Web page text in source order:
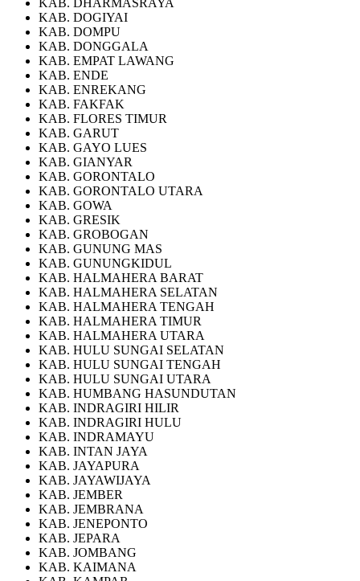
KAB. DOGIYAI
KAB. DOMPU
KAB. DONGGALA
KAB. EMPAT LAWANG
KAB. ENDE
KAB. ENREKANG
KAB. FAKFAK
KAB. FLORES TIMUR
KAB. GARUT
KAB. GAYO LUES
KAB. GIANYAR
KAB. GORONTALO
KAB. GORONTALO UTARA
KAB. GOWA
KAB. GRESIK
KAB. GROBOGAN
KAB. GUNUNG MAS
KAB. GUNUNGKIDUL
KAB. HALMAHERA BARAT
KAB. HALMAHERA SELATAN
KAB. HALMAHERA TENGAH
KAB. HALMAHERA TIMUR
KAB. HALMAHERA UTARA
KAB. HULU SUNGAI SELATAN
KAB. HULU SUNGAI TENGAH
KAB. HULU SUNGAI UTARA
KAB. HUMBANG HASUNDUTAN
KAB. INDRAGIRI HILIR
KAB. INDRAGIRI HULU
KAB. INDRAMAYU
KAB. INTAN JAYA
KAB. JAYAPURA
KAB. JAYAWIJAYA
KAB. JEMBER
KAB. JEMBRANA
KAB. JENEPONTO
KAB. JEPARA
KAB. JOMBANG
KAB. KAIMANA